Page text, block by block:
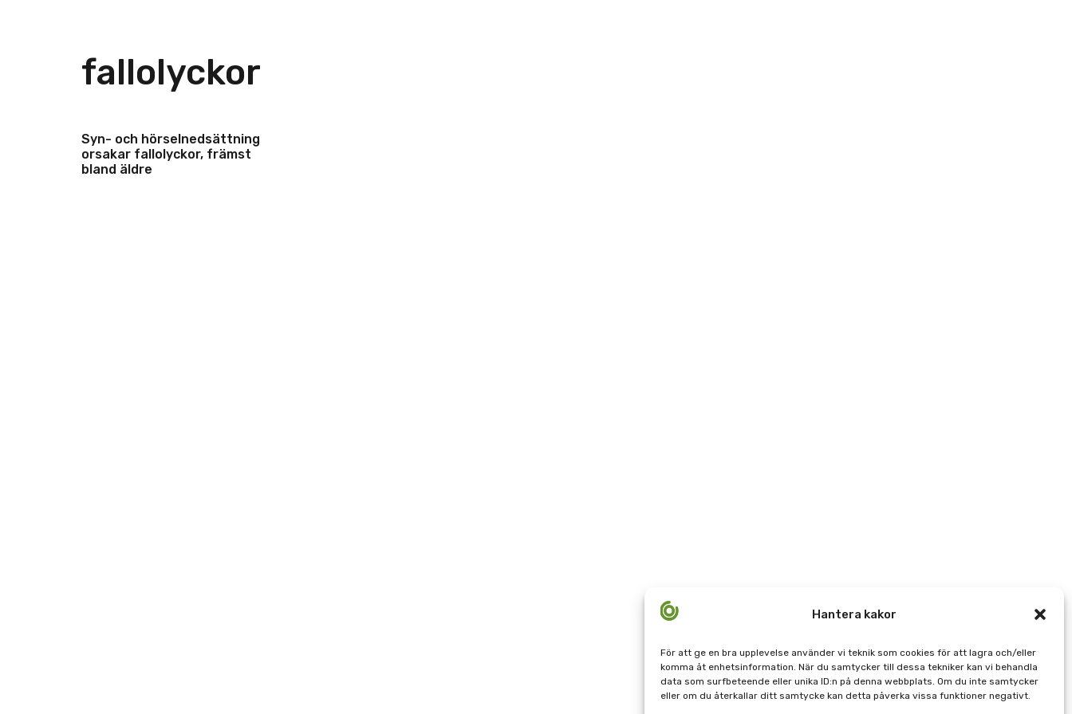
Hantera kakor
För att ge en bra upplevelse använder vi teknik som cookies för att lagra och/eller
komma åt enhetsinformation. När du samtycker till dessa tekniker kan vi behandla
data som surfbeteende eller unika ID:n på denna webbplats. Om du inte samtycker
eller om du återkallar ditt samtycke kan detta påverka vissa funktioner negativt.
fallolyckor
Syn- och hörselnedsättning
orsakar fallolyckor, främst
bland äldre